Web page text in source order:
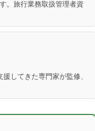
。旅行業務取扱管理者資
してきた専門家が監修、